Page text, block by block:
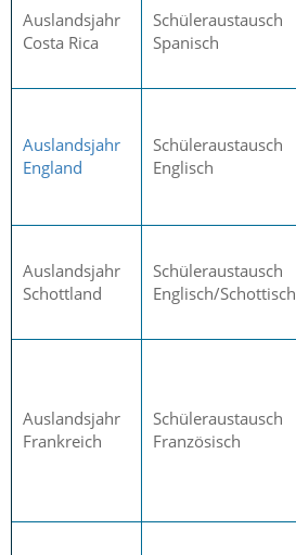
Auslandsjahr
Costa Rica
Schüleraustausch
Spanisch
Auslandsjahr
England
Schüleraustausch
Englisch
Auslandsjahr
Schottland
Schüleraustausch
Englisch/Schottisch
Auslandsjahr
Frankreich
Schüleraustausch
Französisch